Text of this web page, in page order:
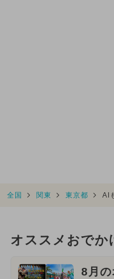
全国 関東 東京都 AI
オススメおでか
8月の